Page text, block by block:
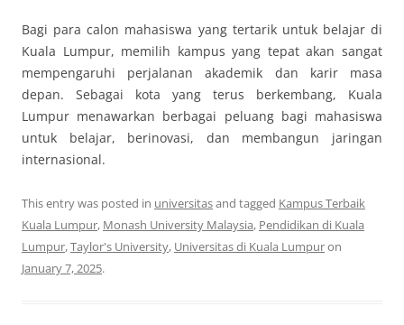
Bagi para calon mahasiswa yang tertarik untuk belajar di
Kuala Lumpur, memilih kampus yang tepat akan sangat
mempengaruhi perjalanan akademik dan karir masa
depan. Sebagai kota yang terus berkembang, Kuala
Lumpur menawarkan berbagai peluang bagi mahasiswa
untuk belajar, berinovasi, dan membangun jaringan
internasional.
This entry was posted in universitasand tagged Kampus Terbaik
Kuala Lumpur, Monash University Malaysia, Pendidikan di Kuala
Lumpur,Taylor's University, Universitas di Kuala Lumpuron
January 7, 2025.